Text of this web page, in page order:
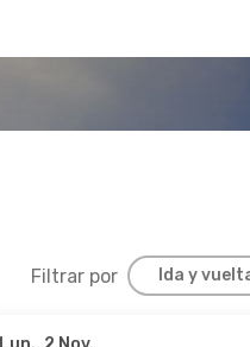
Filtrar por Ida y